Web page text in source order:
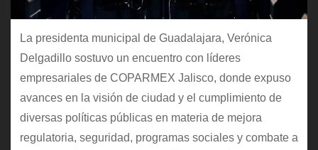
La presidenta municipal de Guadalajara, Verónica
Delgadillo sostuvo un encuentro con líderes
empresariales de COPARMEX Jalisco, donde expuso
avances en la visión de ciudad y el cumplimiento de
diversas políticas públicas en materia de mejora
regulatoria, seguridad, programas sociales y combate a